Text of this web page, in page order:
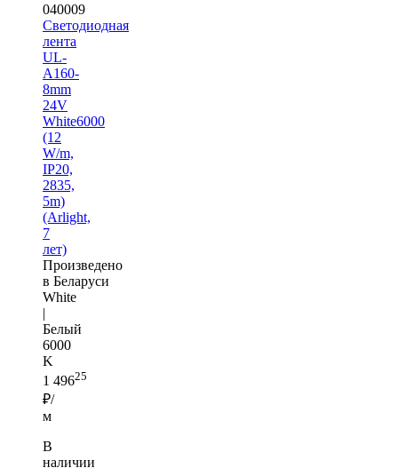
040009
Светодиодная
лента
UL-
A160-
8mm
24V
White6000
(12
W/m,
IP20,
2835,
5m)
(Arlight,
7
лет)
Произведено
в Беларуси
White
|
Белый
6000
K
1 49625
₽/
м
В
наличии